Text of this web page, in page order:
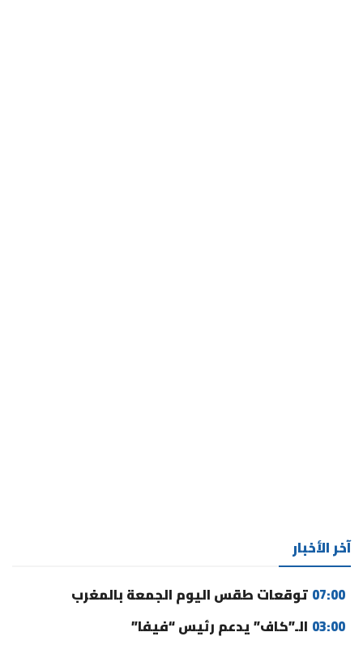
آخر الأخبار
07:00 توقعات طقس اليوم الجمعة بالمغرب
03:00 الـ”كاف” يدعم رئيس “فيفا”